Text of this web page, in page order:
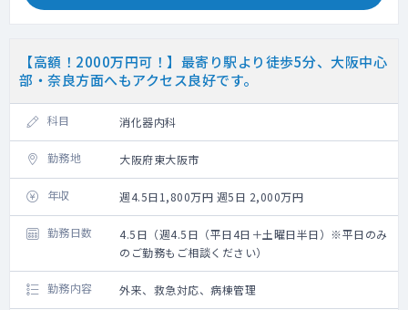
【高額！2000万円可！】最寄り駅より徒歩5分、大阪中心
部・奈良方面へもアクセス良好です。
科目 消化器内科
勤務地 大阪府東大阪市
年収 週4.5日1,800万円 週5日 2,000万円
勤務日数
4.5日（週4.5日（平日4日＋土曜日半日）※平日のみ
のご勤務もご相談ください）
勤務内容 外来、救急対応、病棟管理